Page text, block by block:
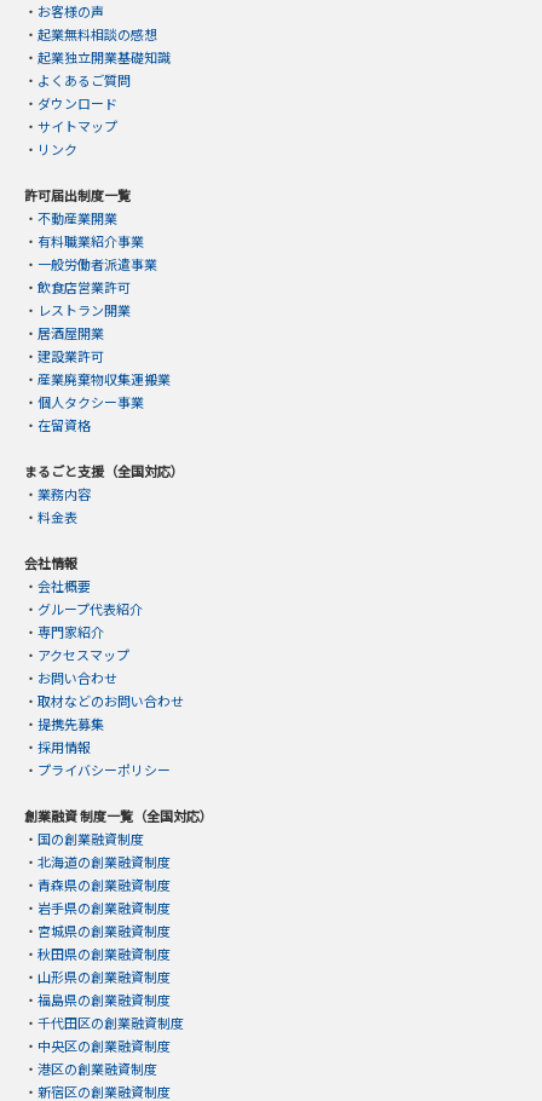
・ お客様の声
・ 起業無料相談の感想
・ 起業独立開業基礎知識
・ よくあるご質問
・ ダウンロード
・ サイトマップ
・ リンク
許可届出制度一覧
・ 不動産業開業
・ 有料職業紹介事業
・ 一般労働者派遣事業
・ 飲食店営業許可
・ レストラン開業
・ 居酒屋開業
・ 建設業許可
・ 産業廃棄物収集運搬業
・ 個人タクシー事業
・ 在留資格
まるごと支援（全国対応）
・ 業務内容
・ 料金表
会社情報
・ 会社概要
・ グループ代表紹介
・ 専門家紹介
・ アクセスマップ
・ お問い合わせ
・ 取材などのお問い合わせ
・ 提携先募集
・ 採用情報
・ プライバシーポリシー
創業融資 制度一覧（全国対応）
・ 国の創業融資制度
・ 北海道の創業融資制度
・ 青森県の創業融資制度
・ 岩手県の創業融資制度
・ 宮城県の創業融資制度
・ 秋田県の創業融資制度
・ 山形県の創業融資制度
・ 福島県の創業融資制度
・ 千代田区の創業融資制度
・ 中央区の創業融資制度
・ 港区の創業融資制度
・ 新宿区の創業融資制度